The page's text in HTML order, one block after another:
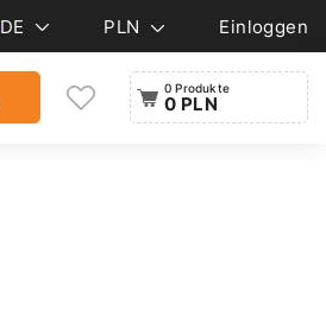
DE PLN Einloggen
0 Produkte
0 PLN